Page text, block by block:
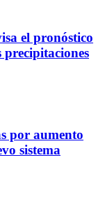
el pronóstico
precipitaciones
por aumento
sistema